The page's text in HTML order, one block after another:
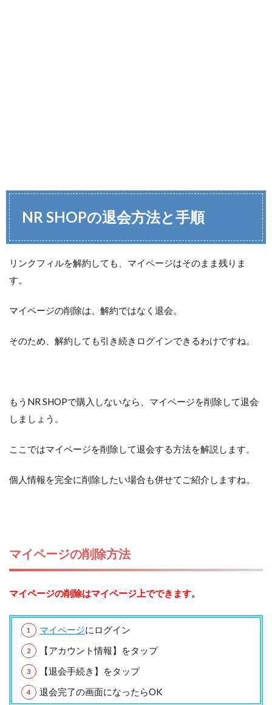
NR SHOPの退会方法と手順
リンクフィルを解約しても、マイページはそのまま残りま
す。
マイページの削除は、解約ではなく退会。
そのため、解約しても引き続きログインできるわけですね。
もうNR SHOPで購入しないなら、マイページを削除して退会
しましょう。
ここではマイページを削除して退会する方法を解説します。
個人情報を完全に削除したい場合も併せてご紹介しますね。
マイページの削除方法
マイページの削除はマイページ上でできます。
マイページにログイン
【アカウント情報】をタップ
【退会手続き】をタップ
退会完了の画面になったらOK